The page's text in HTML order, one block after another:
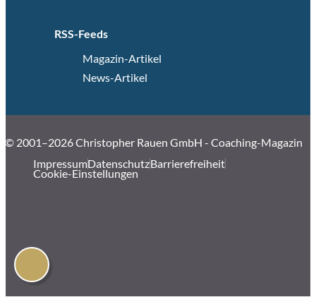
RSS-Feeds
Magazin-Artikel
News-Artikel
© 2001–2026 Christopher Rauen GmbH - Coaching-Magazin
ImpressumDatenschutzBarrierefreiheit
Cookie-Einstellungen